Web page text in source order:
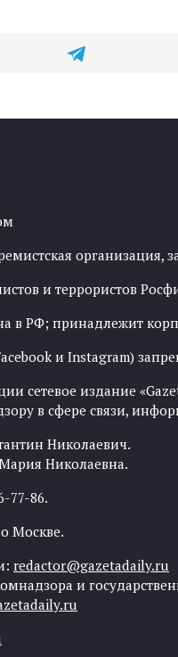
организация,
и террористов
в РФ; принадлежит
и Instagram)
сетевое издание
в сфере связи,
Николаевич.
Николаевна.
77-86.
Москве.
redactor@gazetadaily.ru
и